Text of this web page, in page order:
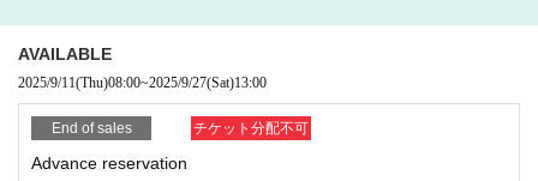
がございます。予めご了承ください。
混雑防止のため、事前予約にご協力ください。なお、予約がなくても当日
入場は可能です。
します。
る場面があります。光過敏性てんかんなどの症状をお持ちの方は十分ご注意
AVAILABLE
2025/9/11(Thu)08:00~2025/9/27(Sat)13:00
End of sales チケット分配不可
Advance reservation